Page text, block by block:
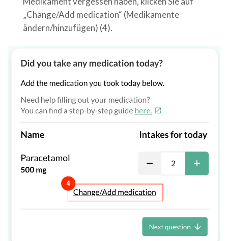
„Change/Add medication“ (Medikamente
ändern/hinzufügen) (4).